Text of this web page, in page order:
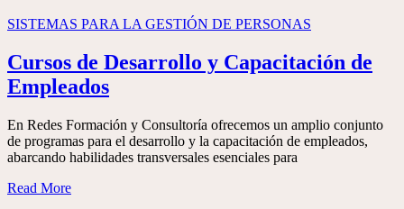
SISTEMAS PARA LA GESTIÓN DE PERSONAS
Cursos de Desarrollo y Capacitación de
Empleados
En Redes Formación y Consultoría ofrecemos un amplio conjunto
de programas para el desarrollo y la capacitación de empleados,
abarcando habilidades transversales esenciales para
Read More